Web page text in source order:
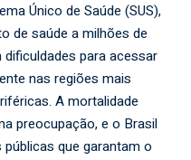
Único de Saúde (SUS),
de saúde a milhões de
para acessar
nas regiões mais
A mortalidade
preocupação, e o Brasil
que garantam o